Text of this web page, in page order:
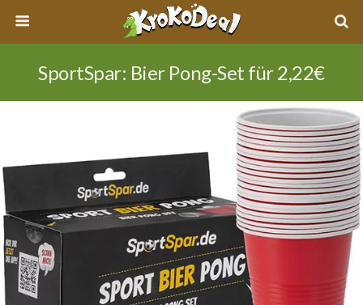
SportSpar: Bier Pong-Set für 2,22€